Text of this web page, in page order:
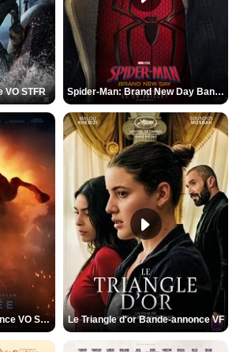
VO STFR Spider-Man: Brand New Day Bande-annonce VO STFR
L'Odyssée Bande-annonce VO STFR Le Triangle d'or Bande-annonce VF